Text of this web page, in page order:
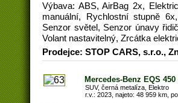
Výbava: ABS, AirBag 2x,
manuální, Rychlostní stupně
Senzor světel, Senzor únavy
Volant nastavitelný, Zrcátka
Prodejce: STOP CARS, s.r.o.,
Mercedes-Benz EQS 450
SUV, černá metalíza, Elektro
r.v.: 2023, najeto: 48 959 km,